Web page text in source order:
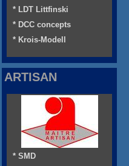
* LDT Littfinski
* DCC concepts
* Krois-Modell
ARTISAN
* SMD